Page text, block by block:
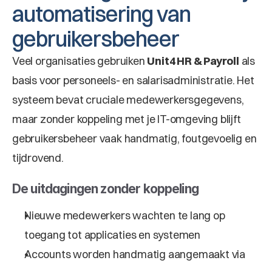
automatisering van
gebruikersbeheer
Veel organisaties gebruiken Unit4 HR & Payroll als
basis voor personeels- en salarisadministratie. Het
systeem bevat cruciale medewerkersgegevens,
maar zonder koppeling met je IT-omgeving blijft
gebruikersbeheer vaak handmatig, foutgevoelig en
tijdrovend.
De uitdagingen zonder koppeling
Nieuwe medewerkers wachten te lang op
toegang tot applicaties en systemen
Accounts worden handmatig aangemaakt via